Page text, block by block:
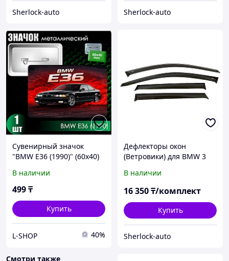
Sherlock-auto Sherlock-auto
Сувенирный значок
"BMW E36 (1990)" (60х40)
В наличии
499₸
Купить
L-SHOP 40%
Дефлекторы окон
(Ветровики) для BMW 3
В наличии
16 350₸/комплект
Купить
Sherlock-auto
Смотри также